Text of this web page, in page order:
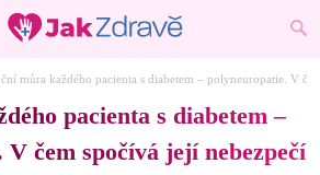
můra každého pacienta s diabetem – polyneuropatie. V
pacienta s diabetem –
čem spočívá její nebezpečí